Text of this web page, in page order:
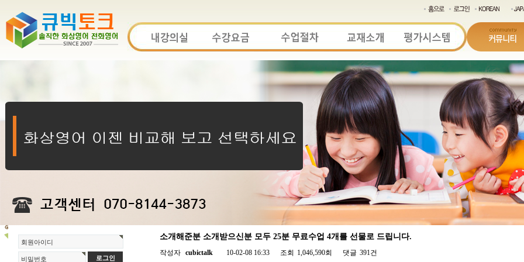
회원아이디
비밀번호
소개해준분 소개받으신분 모두 25분 무료수업 4개를 선물로 드립니다.
작성자 cubictalk 10-02-08 16:33 조회 1,046,590회 댓글 391건